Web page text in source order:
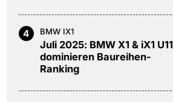
4 BMW IX1
Juli 2025: BMW X1 & iX1 U11
dominieren Baureihen-
Ranking